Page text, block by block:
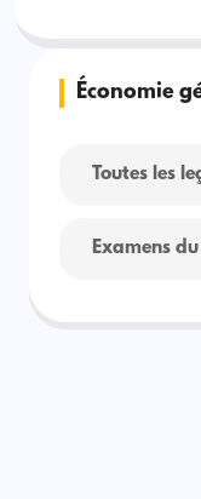
Économie
Toutes les
Examens